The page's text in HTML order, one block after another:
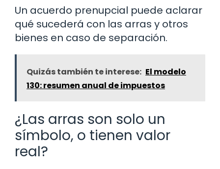
Un acuerdo prenupcial puede aclarar
qué sucederá con las arras y otros
bienes en caso de separación.
Quizás también te interese: El modelo
130: resumen anual de impuestos
¿Las arras son solo un
símbolo, o tienen valor
real?